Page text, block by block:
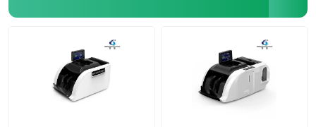
Overige bankproducten
Geldrecyclingmachine